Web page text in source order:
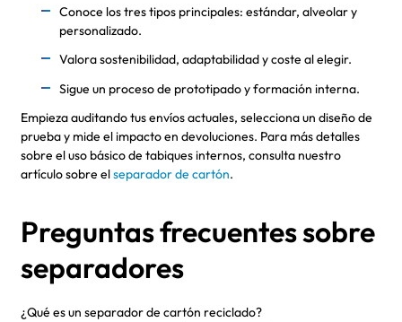
Conoce los tres tipos principales: estándar, alveolar y
personalizado.
Valora sostenibilidad, adaptabilidad y coste al elegir.
Sigue un proceso de prototipado y formación interna.
Empieza auditando tus envíos actuales, selecciona un diseño de
prueba y mide el impacto en devoluciones. Para más detalles
sobre el uso básico de tabiques internos, consulta nuestro
artículo sobre elseparador de cartón.
Preguntas frecuentes sobre
separadores
¿Qué es un separador de cartón reciclado?